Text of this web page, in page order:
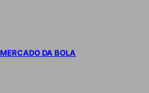
MERCADO DA BOLA